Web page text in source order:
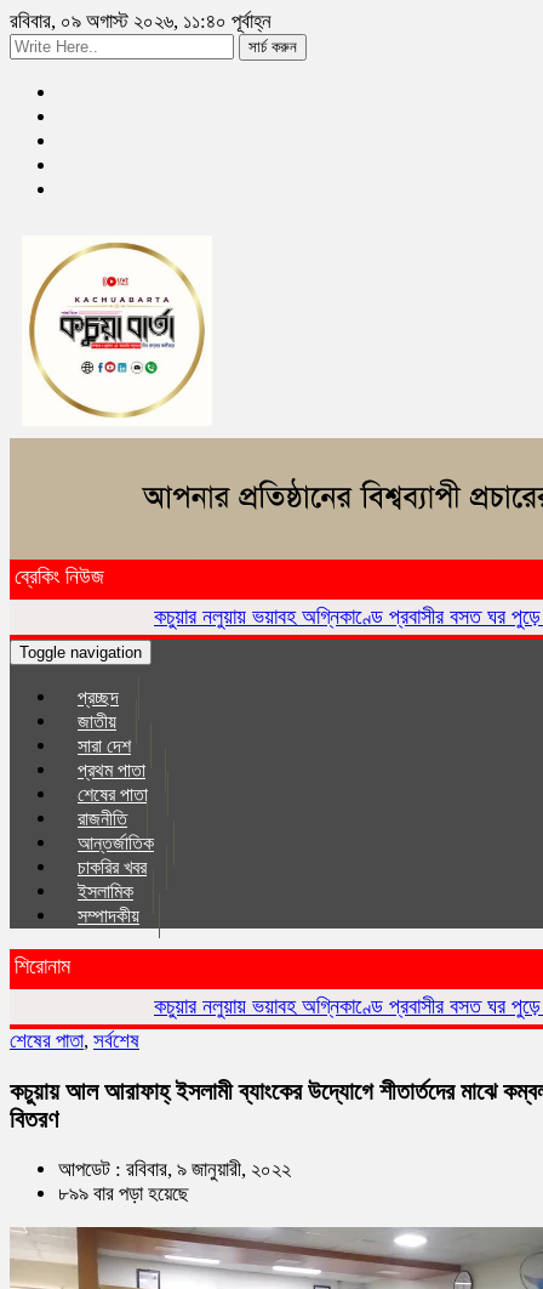
রবিবার, ০৯ অগাস্ট ২০২৬, ১১:৪০ পূর্বাহ্ন
সার্চ করুন
ব্রেকিং নিউজ
কচুয়ার নলুয়ায় ভয়াবহ অগ্নিকাণ্ডে প্রবাসীর বসত ঘর পুড়ে ছাই,ক্ষয়ক্ষতি ১৫
Toggle navigation
প্রচ্ছদ
জাতীয়
সারা দেশ
প্রথম পাতা
শেষের পাতা
রাজনীতি
আন্তর্জাতিক
চাকরির খবর
ইসলা‌মিক
সম্পাদকীয়
শিরোনাম
কচুয়ার নলুয়ায় ভয়াবহ অগ্নিকাণ্ডে প্রবাসীর বসত ঘর পুড়ে ছাই,ক্ষয়ক্ষতি ১৫
শেষের পাতা, সর্বশেষ
কচুয়ায় আল আরাফাহ্ ইসলামী ব্যাংকের উদ্যোগে শীতার্তদের মাঝে
বিতরণ
আপডেট : রবিবার, ৯ জানুয়ারী, ২০২২
৮৯৯ বার পড়া হয়েছে